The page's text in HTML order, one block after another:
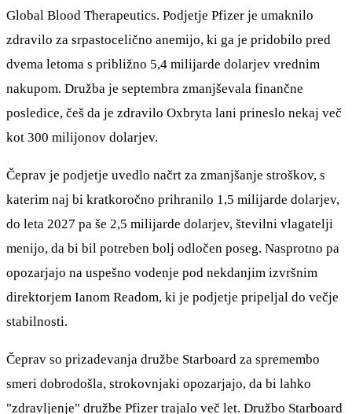
Global Blood Therapeutics. Podjetje Pfizer je umaknilo
zdravilo za srpastocelično anemijo, ki ga je pridobilo pred
dvema letoma s približno 5,4 milijarde dolarjev vrednim
nakupom. Družba je septembra zmanjševala finančne
posledice, češ da je zdravilo Oxbryta lani prineslo nekaj več
kot 300 milijonov dolarjev.
Čeprav je podjetje uvedlo načrt za zmanjšanje stroškov, s
katerim naj bi kratkoročno prihranilo 1,5 milijarde dolarjev,
do leta 2027 pa še 2,5 milijarde dolarjev, številni vlagatelji
menijo, da bi bil potreben bolj odločen poseg. Nasprotno pa
opozarjajo na uspešno vodenje pod nekdanjim izvršnim
direktorjem Ianom Readom, ki je podjetje pripeljal do večje
stabilnosti.
Čeprav so prizadevanja družbe Starboard za spremembo
smeri dobrodošla, strokovnjaki opozarjajo, da bi lahko
"zdravljenje" družbe Pfizer trajalo več let. Družbo Starboard